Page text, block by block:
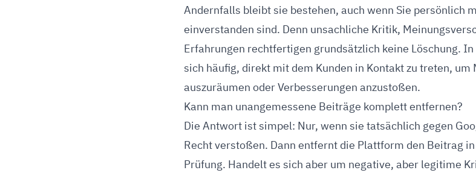
Andernfalls bleibt sie bestehen, auch wenn Sie persönlich
einverstanden sind. Denn unsachliche Kritik,
Erfahrungen rechtfertigen grundsätzlich keine Löschung.
sich häufig, direkt mit dem Kunden in Kontakt zu treten, um
auszuräumen oder Verbesserungen anzustoßen.
Kann man unangemessene Beiträge komplett entfernen?
Die Antwort ist simpel: Nur, wenn sie tatsächlich gegen
Recht verstoßen. Dann entfernt die Plattform den Beitrag
Prüfung. Handelt es sich aber um negative, aber legitime